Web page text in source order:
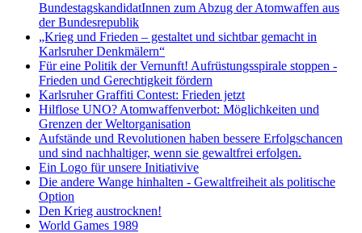
BundestagskandidatInnen zum Abzug der Atomwaffen aus
der Bundesrepublik
„Krieg und Frieden – gestaltet und sichtbar gemacht in
Karlsruher Denkmälern“
Für eine Politik der Vernunft! Aufrüstungsspirale stoppen -
Frieden und Gerechtigkeit fördern
Karlsruher Graffiti Contest: Frieden jetzt
Hilflose UNO? Atomwaffenverbot: Möglichkeiten und
Grenzen der Weltorganisation
Aufstände und Revolutionen haben bessere Erfolgschancen
und sind nachhaltiger, wenn sie gewaltfrei erfolgen.
Ein Logo für unsere Initiativive
Die andere Wange hinhalten - Gewaltfreiheit als politische
Option
Den Krieg austrocknen!
World Games 1989